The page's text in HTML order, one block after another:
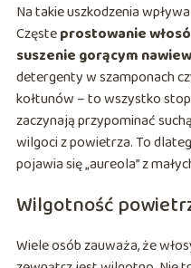
Na takie uszkodzenia
Częsteprostowanie
suszenie gorącym
detergenty w szamponach
kołtunów – to wszystko
zaczynają przypominać
wilgoci z powietrza. To
pojawia się „aureola” z
Wilgotność
Wiele osób zauważa, że